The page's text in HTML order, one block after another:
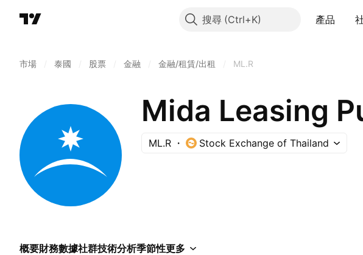
搜尋 產品
市場 泰國 股票 金融 金融/租賃/出租 ML.R
Mida Leasing
ML.R Stock Exchange of Thailand
概要財務數據社群技術分析季節性更多